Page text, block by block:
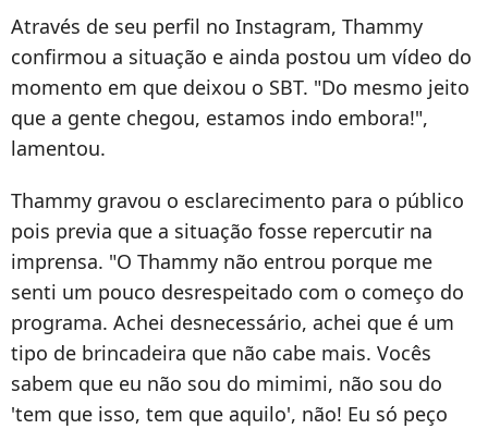
Através de seu perfil no Instagram, Thammy
confirmou a situação e ainda postou um vídeo do
momento em que deixou o SBT. "Do mesmo jeito
que a gente chegou, estamos indo embora!",
lamentou.
Thammy gravou o esclarecimento para o público
pois previa que a situação fosse repercutir na
imprensa. "O Thammy não entrou porque me
senti um pouco desrespeitado com o começo do
programa. Achei desnecessário, achei que é um
tipo de brincadeira que não cabe mais. Vocês
sabem que eu não sou do mimimi, não sou do
'tem que isso, tem que aquilo', não! Eu só peço